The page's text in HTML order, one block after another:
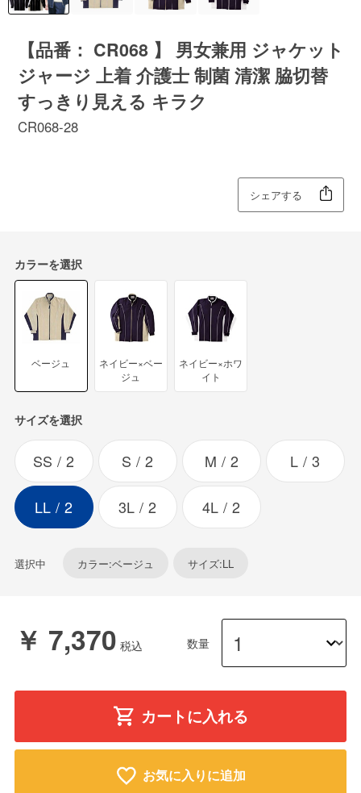
【品番： CR068 】 男女兼用 ジャケット
ジャージ 上着 介護士 制菌 清潔 脇切替
すっきり見える キラク
CR068-28
シェアする
カラーを選択
ベージュ
ネイビー×ベー
ジュ
ネイビー×ホワ
イト
サイズを選択
SS 2 S 2 M 2 L 3
LL 2 3L 2 4L 2
選択中 カラー:ベージュ サイズ:LL
￥ 7,370 数量
カートに入れる
お気に入りに追加